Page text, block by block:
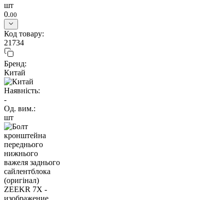
шт
0.00
Код товару:
21734
Бренд:
Китай
Наявність:
-
Од. вим.:
шт